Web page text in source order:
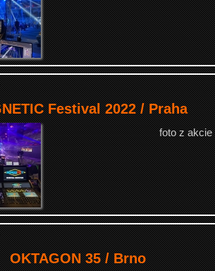
Festival 2022 / Praha
foto z akcie
OKTAGON 35 / Brno